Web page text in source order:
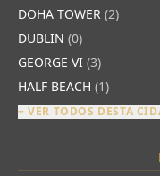
DOHA TOWER (2)
DUBLIN (0)
GEORGE VI (3)
HALF BEACH (1)
+ VER TODOS DESTA